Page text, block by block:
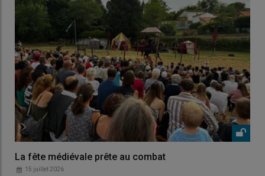
La fête médiévale prête au combat
15 juillet 2026